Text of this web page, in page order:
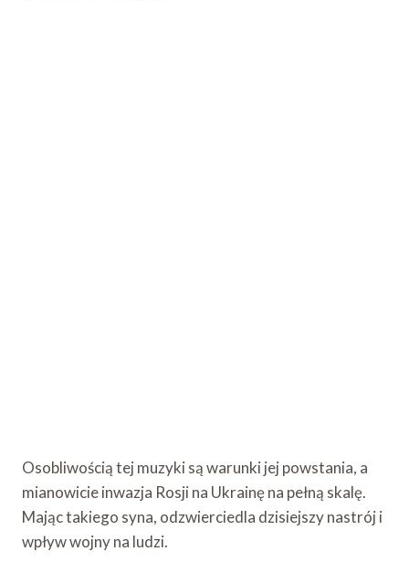
Osobliwością tej muzyki są warunki jej powstania, a
mianowicie inwazja Rosji na Ukrainę na pełną skalę.
Mając takiego syna, odzwierciedla dzisiejszy nastrój i
wpływ wojny na ludzi.